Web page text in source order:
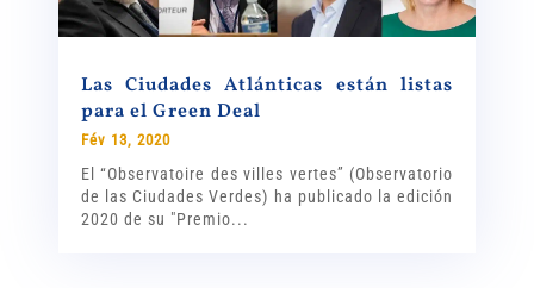
Las Ciudades Atlánticas están listas
para el Green Deal
Fév 13, 2020
El “Observatoire des villes vertes” (Observatorio
de las Ciudades Verdes) ha publicado la edición
2020 de su "Premio...